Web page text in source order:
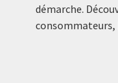
démarche.
consommateurs,